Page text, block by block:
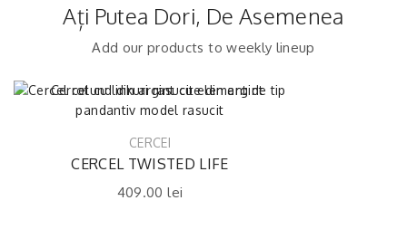
Ați Putea Dori, De Asemenea
Add our products to weekly lineup
CERCEI
CERCEL TWISTED LIFE
409.00lei